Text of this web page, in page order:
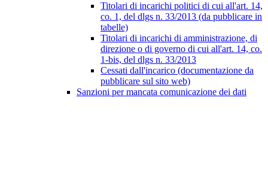
Titolari di incarichi politici di cui all'art. 14,
co. 1, del dlgs n. 33/2013 (da pubblicare in
tabelle)
Titolari di incarichi di amministrazione, di
direzione o di governo di cui all'art. 14, co.
1-bis, del dlgs n. 33/2013
Cessati dall'incarico (documentazione da
pubblicare sul sito web)
Sanzioni per mancata comunicazione dei dati